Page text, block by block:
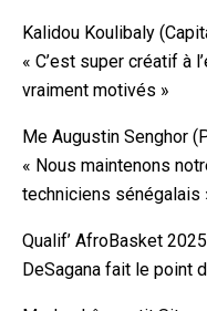
Kalidou Koulibaly
« C’est super créatif à
vraiment motivés »
Me Augustin Senghor
« Nous maintenons
techniciens sénégalais
Qualif’ AfroBasket 2025
DeSagana fait le point